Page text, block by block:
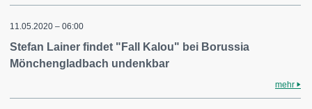
11.05.2020 – 06:00
Stefan Lainer findet "Fall Kalou" bei Borussia
Mönchengladbach undenkbar
mehr